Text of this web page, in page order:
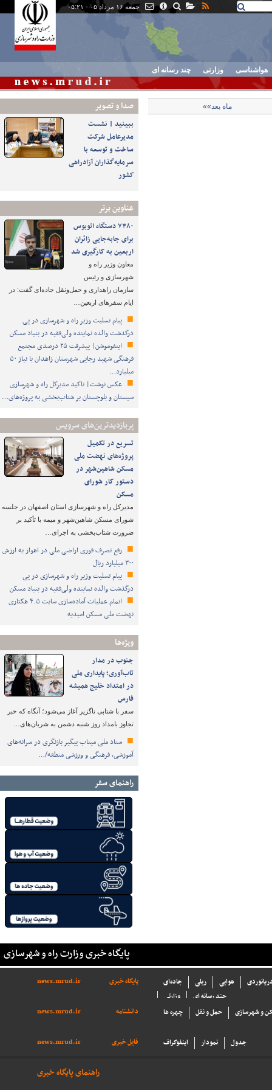
جمعه ۱۶ مرداد ۰۵ - ۰۵:۲۱
هواشناسی وزارتی چند رسانه ای
صدا و تصوير
ببینید | نشست
مدیرعامل شرکت
ساخت و توسعه با
سرمایه‌گذاران آزادراهی
کشور
عناوین برتر
۷۳۸۰ دستگاه اتوبوس
برای جابه‌جایی زائران
اربعین به‌ کارگیری شد
معاون وزیر راه و
شهرسازی و رئیس
سازمان راهداری و حمل‌ونقل جاده‌ای گفت: در
ایام سفرهای اربعین…
پیام تسلیت وزیر راه و شهرسازی در پی
درگذشت والده نماینده ولی‌فقیه در بنیاد مسکن
اینفوموشن| پیشرفت ۲۵ درصدی مجتمع
فرهنگی شهید رجایی شهرستان زاهدان با نیاز ۵۰
میلیارد…
عکس نوشت| تاکید مدیرکل راه و شهرسازی
سیستان و بلوچستان بر شتاب‌بخشی به پروژه‌های…
پربازدیدترین‌های سرویس
تسریع در تکمیل
پروژه‌های نهضت ملی
مسکن شاهین‌شهر در
دستور کار شورای
مسکن
مدیرکل راه و شهرسازی استان اصفهان در جلسه
شورای مسکن شاهین‌شهر و میمه با تأکید بر
ضرورت شتاب‌بخشی به اجرای…
رفع تصرف فوری اراضی ملی در اهواز به ارزش
۳۰۰ میلیارد ریال
پیام تسلیت وزیر راه و شهرسازی در پی
درگذشت والده نماینده ولی‌فقیه در بنیاد مسکن
اتمام عملیات آماده‌سازی سایت ۴.۵ هکتاری
نهضت ملی مسکن امیدیه
ویژه‌ها
جنوب در مدار
تاب‌آوری؛ پایداری ملی
در امتداد خلیج همیشه
فارس
سفر با شتابی ناگزیر آغاز می‌شود؛ آنگاه که خبر
تجاوز بامداد روز شنبه دشمن به شریان‌های…
ستاد ملی میناب پیگیر بازنگری در سرانه‌های
آموزشی، فرهنگی و ورزشی منطقه/…
راهنمای سفر
ماه بعد»»
پایگاه خبری وزارت راه و شهرسازی
پایگاه خبری news.mrud.ir جاده‌ای ریلی هوایی
وزارتی
چند رسانه ای
دانشنامه
news.mrud.ir چهره ها حمل و نقل و شهرسازی
فایل خبری news.mrud.ir اینفوگراف نمودار جدول
راهنمای پایگاه خبری